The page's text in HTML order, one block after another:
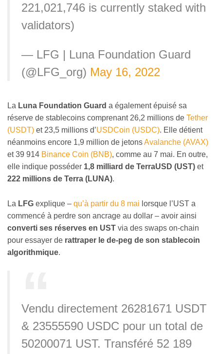
221,021,746 is currently staked with
validators)
— LFG | Luna Foundation Guard
(@LFG_org) May 16, 2022
La Luna Foundation Guard a également épuisé sa
réserve de stablecoins comprenant 26,2 millions de Tether
(USDT) et 23,5 millions d’USDCoin (USDC). Elle détient
néanmoins encore 1,9 million de jetonsAvalanche (AVAX)
et 39 914 Binance Coin (BNB), comme au 7 mai. En outre,
elle indique posséder 1,8 milliard de TerraUSD (UST) et
222 millions de Terra (LUNA).
La LFG explique – qu’à partir du 8 mai lorsque l’UST a
commencé à perdre son ancrage au dollar – avoir ainsi
converti ses réserves en UST via des swaps on-chain
pour essayer de rattraper le de-peg de son stablecoin
algorithmique.
Vendu directement 26281671 USDT
& 23555590 USDC pour un total de
50200071 UST. Transféré 52 189